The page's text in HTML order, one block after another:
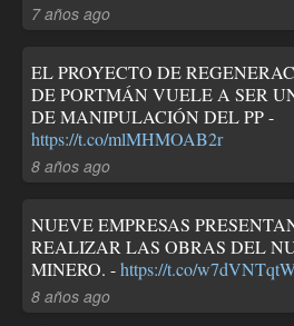
7 años ago
EL PROYECTO DE
DE PORTMÁN VUELE A SER
DE MANIPULACIÓN DEL PP -
https://t.co/mlMHMOAB2r
8 años ago
NUEVE EMPRESAS
REALIZAR LAS OBRAS DEL
MINERO. -https://t.co/
8 años ago